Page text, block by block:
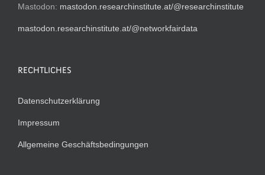
Mastodon: mastodon.researchinstitute.at/@researchinstitute
mastodon.researchinstitute.at/@networkfairdata
RECHTLICHES
Datenschutzerklärung
Impressum
Allgemeine Geschäftsbedingungen